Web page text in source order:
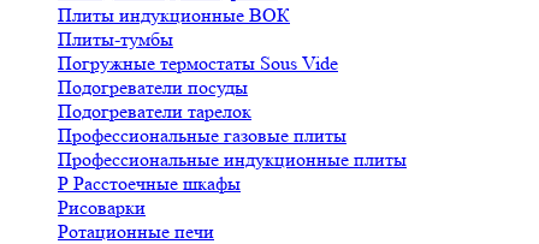
Плиты индукционные ВОК
Плиты-тумбы
Погружные термостаты Sous Vide
Подогреватели посуды
Подогреватели тарелок
Профессиональные газовые плиты
Профессиональные индукционные плиты
Р Расстоечные шкафы
Рисоварки
Ротационные печи